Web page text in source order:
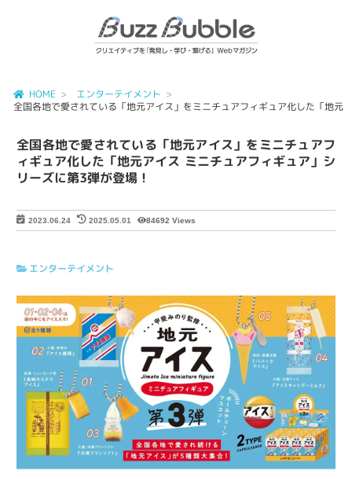
HOME
エンターテイメント
全国各地で愛されている「地元アイス」をミニチュアフィギュア化した「地元
全国各地で愛されている「地元アイス」をミニチュアフ
ィギュア化した「地元アイス ミニチュアフィギュア」シ
リーズに第3弾が登場！
2023.06.24 2025.05.01 84692 Views
エンターテイメント